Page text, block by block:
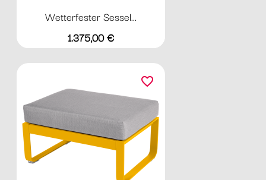
Wetterfester Sessel...
Preis
1.375,00 €
favorite_border